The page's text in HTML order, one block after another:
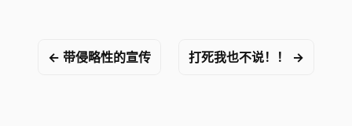
← 带侵略性的宣传 打死我也不说！！ →